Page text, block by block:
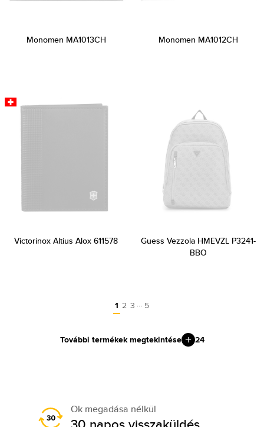
Monomen MA1013CH Monomen MA1012CH
Victorinox Altius Alox 611578
Guess Vezzola HMEVZL P3241-
BBO
1 2 3 … 5
További termékek megtekintése 24
Ok megadása nélkül